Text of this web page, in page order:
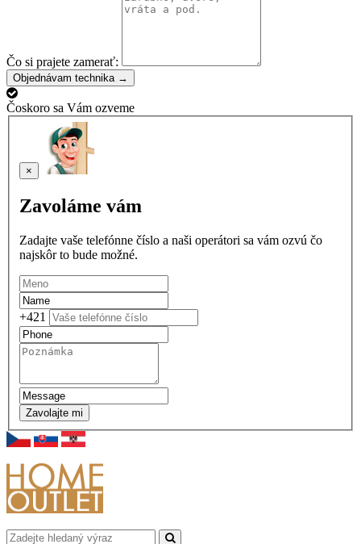
Čo si prajete zamerať:
Objednávam technika →
Čoskoro sa Vám ozveme
×
Zavoláme vám
Zadajte vaše telefónne číslo a naši operátori sa vám ozvú čo
najskôr to bude možné.
+421
Zavolajte mi